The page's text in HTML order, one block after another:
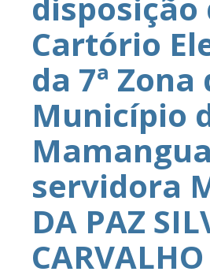
Cartório
da 7ª Zona
Município
servidora
DA PAZ
CARVALHO